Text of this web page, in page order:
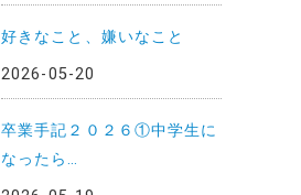
好きなこと、嫌いなこと
2026-05-20
卒業手記２０２６①中学生に
なったら…